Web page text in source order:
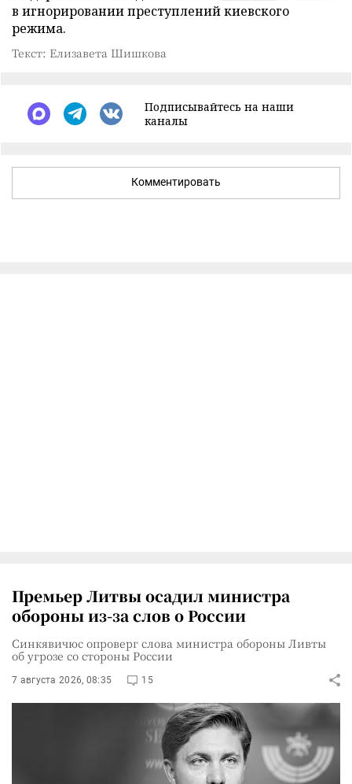
в игнорировании преступлений киевского
режима.
Текст: Елизавета Шишкова
Подписывайтесь на наши
каналы
Комментировать
Премьер Литвы осадил министра
обороны из-за слов о России
Синкявичюс опроверг слова министра обороны Ливты
об угрозе со стороны России
7 августа 2026, 08:35 15